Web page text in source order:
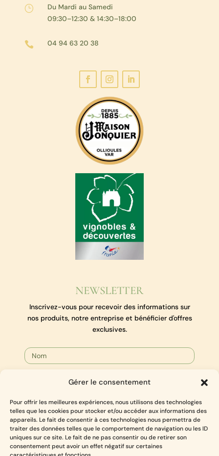
Gérer le consentement
Pour offrir les meilleures expériences, nous utilisons des technologies
telles que les cookies pour stocker et/ou accéder aux informations des
appareils. Le fait de consentir à ces technologies nous permettra de
traiter des données telles que le comportement de navigation ou les ID
uniques sur ce site. Le fait de ne pas consentir ou de retirer son
consentement peut avoir un effet négatif sur certaines
}
Du Mardi au Samedi
09:30–12:30 & 14:30–18:00
 04 94 63 20 38
NEWSLETTER
Inscrivez-vous pour recevoir des informations sur
nos produits, notre entreprise et bénéficier d'offres
exclusives.
INSCRIPTION
Politique de confidentialité